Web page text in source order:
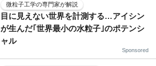
微粒子工学の専門家が解説
目に見えない世界を計測する…アイシン
が生んだ｢世界最小の水粒子｣のポテンシ
ャル
Sponsored